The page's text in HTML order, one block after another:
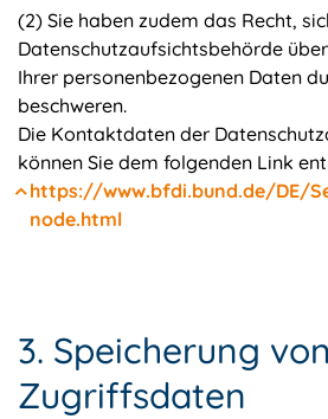
(2) Sie haben zudem das Recht,
Datenschutzaufsichtsbehörde
Ihrer personenbezogenen Daten
beschweren.
Die Kontaktdaten der
können Sie dem folgenden Link
https://www.bfdi.bund.de/DE/
node.html
3. Speicherung von
Zugriffsdaten